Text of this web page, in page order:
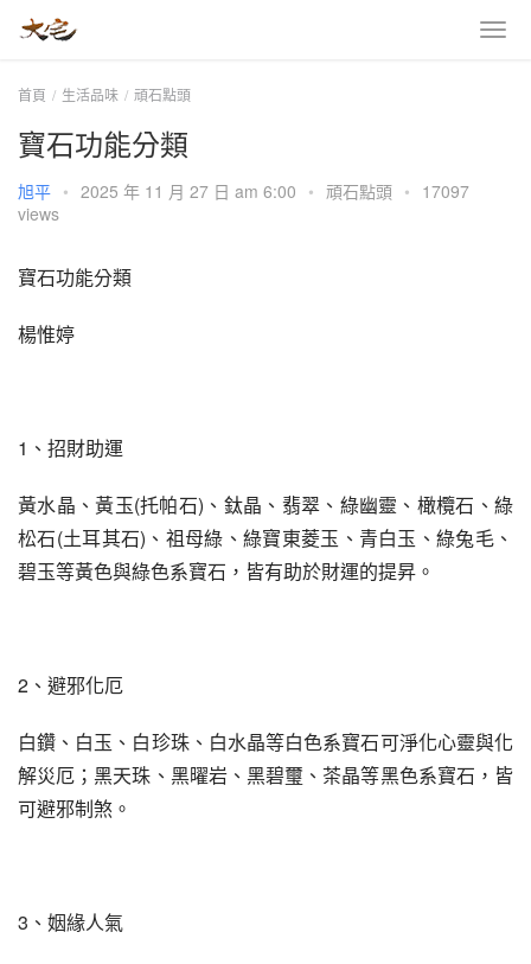
首頁 生活品味 頑石點頭
寶石功能分類
旭平 • 2025 年 11 月 27 日 am 6:00 • 頑石點頭 • 17097
views
寶石功能分類
楊惟婷
1、招財助運
黃水晶、黃玉(托帕石)、鈦晶、翡翠、綠幽靈、橄欖石、綠
松石(土耳其石)、祖母綠、綠寶東菱玉、青白玉、綠兔毛、
碧玉等黃色與綠色系寶石，皆有助於財運的提昇。
2、避邪化厄
白鑽、白玉、白珍珠、白水晶等白色系寶石可淨化心靈與化
解災厄；黑天珠、黑曜岩、黑碧璽、茶晶等黑色系寶石，皆
可避邪制煞。
3、姻緣人氣